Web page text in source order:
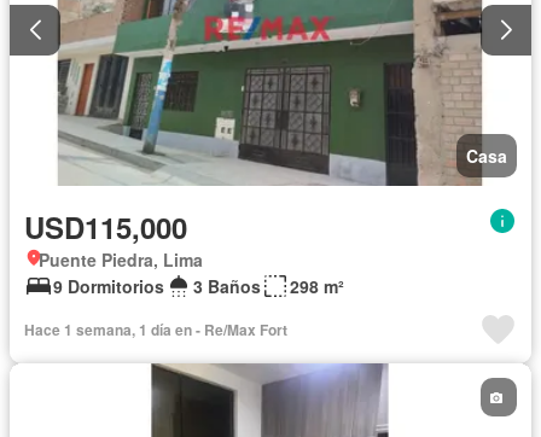
Casa
USD115,000
Puente Piedra, Lima
9 Dormitorios
3 Baños 298 m²
Hace 1 semana, 1 día en - Re/Max Fort